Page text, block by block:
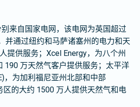
来自国家电网，该电网为英国超过
并通过纽约和马萨诸塞州的电力和天
提供服务；Xcel Energy，为八个州
190 万天然气客户提供服务；太平洋
，为加利福尼亚州北部和中部
区的大约 1500 万人提供天然气和电